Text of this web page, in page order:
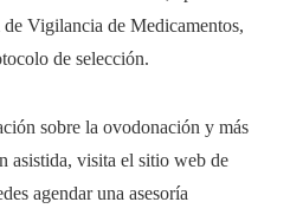
Vigilancia de Medicamentos,
de selección.
sobre la ovodonación y más
asistida, visita el sitio web de
agendar una asesoría